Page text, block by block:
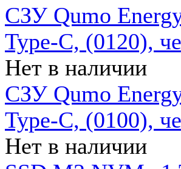
СЗУ Qumo
Type-C, (0120),
Нет в наличии
СЗУ Qumo
Type-C, (0100),
Нет в наличии